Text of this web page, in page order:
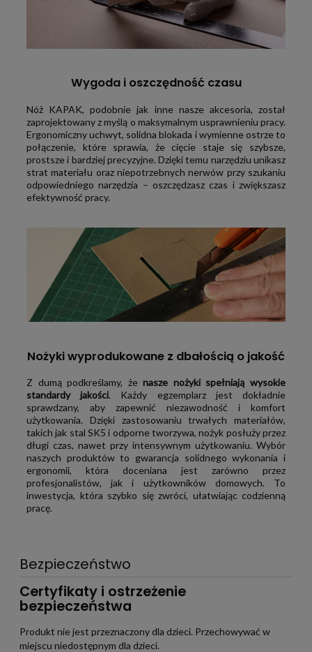
Wygoda i oszczędność czasu
Nóż KAPAK, podobnie jak inne nasze akcesoria, został
zaprojektowany z myślą o maksymalnym usprawnieniu pracy.
Ergonomiczny uchwyt, solidna blokada i wymienne ostrze to
połączenie, które sprawia, że cięcie staje się szybsze,
prostsze i bardziej precyzyjne. Dzięki temu narzędziu unikasz
strat materiału oraz niepotrzebnych nerwów przy szukaniu
odpowiedniego narzędzia – oszczędzasz czas i zwiększasz
efektywność pracy.
Nożyki wyprodukowane z dbałością o jakość
Z dumą podkreślamy, żenasze nożyki spełniają wysokie
standardy jakości. Każdy egzemplarz jest dokładnie
sprawdzany, aby zapewnić niezawodność i komfort
użytkowania. Dzięki zastosowaniu trwałych materiałów,
takich jak stal SK5 i odporne tworzywa, nożyk posłuży przez
długi czas, nawet przy intensywnym użytkowaniu. Wybór
naszych produktów to gwarancja solidnego wykonania i
ergonomii, która doceniana jest zarówno przez
profesjonalistów, jak i użytkowników domowych. To
inwestycja, która szybko się zwróci, ułatwiając codzienną
pracę.
Bezpieczeństwo
Certyfikaty i ostrzeżenie
bezpieczeństwa
Produkt nie jest przeznaczony dla dzieci. Przechowywać w
miejscu niedostępnym dla dzieci.